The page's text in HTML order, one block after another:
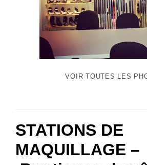
VOIR TOUTES LES
STATIONS DE
MAQUILLAGE –